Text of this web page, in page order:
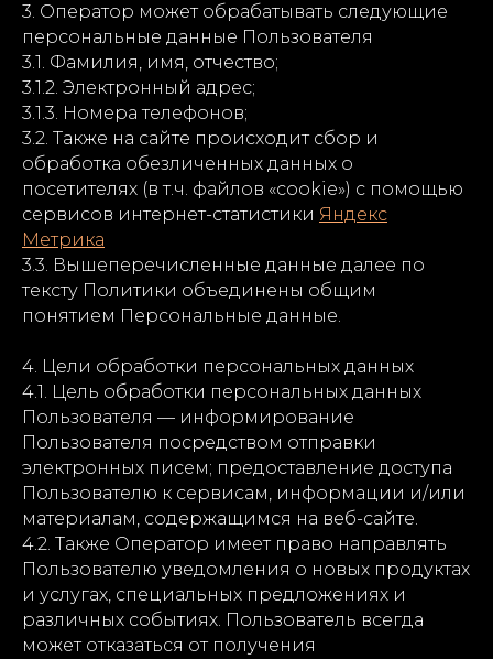
3. Оператор может обрабатывать следующие
персональные данные Пользователя
3.1. Фамилия, имя, отчество;
3.1.2. Электронный адрес;
3.1.3. Номера телефонов;
3.2. Также на сайте происходит сбор и
обработка обезличенных данных о
посетителях (в т.ч. файлов «cookie») с помощью
сервисов интернет-статистики Яндекс
Метрика
3.3. Вышеперечисленные данные далее по
тексту Политики объединены общим
понятием Персональные данные.
4. Цели обработки персональных данных
4.1. Цель обработки персональных данных
Пользователя — информирование
Пользователя посредством отправки
электронных писем; предоставление доступа
Пользователю к сервисам, информации и/или
материалам, содержащимся на веб-сайте.
4.2. Также Оператор имеет право направлять
Пользователю уведомления о новых продуктах
и услугах, специальных предложениях и
различных событиях. Пользователь всегда
может отказаться от получения